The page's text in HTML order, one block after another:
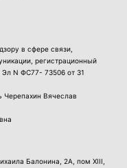
в сфере связи,
регистрационный
Эл N ФС77- 73506 от 31
Черепахин Вячеслав
Балонина, 2А, пом XIII,